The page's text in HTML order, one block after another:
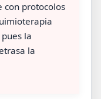
con protocolos
la
la